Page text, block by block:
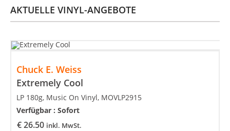
AKTUELLE VINYL-ANGEBOTE
Chuck E. Weiss
Extremely Cool
€26.50 inkl. MwSt.
LP 180g, Music On Vinyl, MOVLP2915
Verfügbar : Sofort